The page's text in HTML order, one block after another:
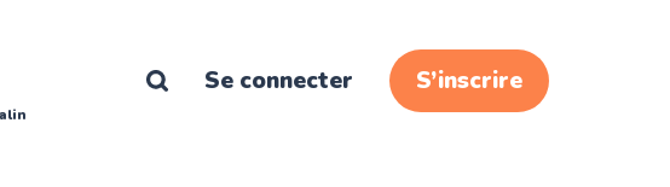
Se connecter S’inscrire